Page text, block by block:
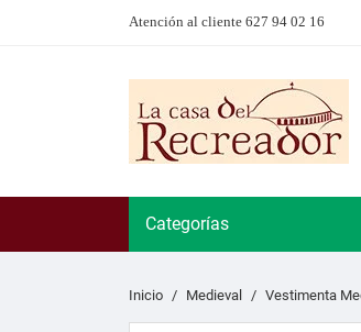
Atención al cliente 627 94 02 16
Categorías
Inicio Medieval Vestimenta